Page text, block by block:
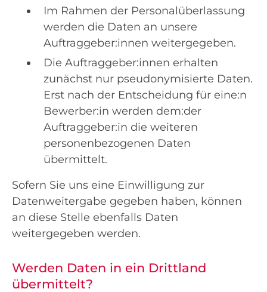
Im Rahmen der Personalüberlassung
werden die Daten an unsere
Auftraggeber:innen weitergegeben.
Die Auftraggeber:innen erhalten
zunächst nur pseudonymisierte Daten.
Erst nach der Entscheidung für eine:n
Bewerber:in werden dem:der
Auftraggeber:in die weiteren
personenbezogenen Daten
übermittelt.
Sofern Sie uns eine Einwilligung zur
Datenweitergabe gegeben haben, können
an diese Stelle ebenfalls Daten
weitergegeben werden.
Werden Daten in ein Drittland
übermittelt?